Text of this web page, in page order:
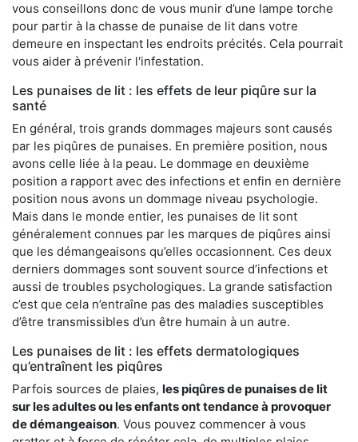
vous conseillons donc de vous munir d’une lampe torche
pour partir à la chasse de punaise de lit dans votre
demeure en inspectant les endroits précités. Cela pourrait
vous aider à prévenir l'infestation.
Les punaises de lit : les effets de leur piqûre sur la
santé
En général, trois grands dommages majeurs sont causés
par les piqûres de punaises. En première position, nous
avons celle liée à la peau. Le dommage en deuxième
position a rapport avec des infections et enfin en dernière
position nous avons un dommage niveau psychologie.
Mais dans le monde entier, les punaises de lit sont
généralement connues par les marques de piqûres ainsi
que les démangeaisons qu’elles occasionnent. Ces deux
derniers dommages sont souvent source d’infections et
aussi de troubles psychologiques. La grande satisfaction
c’est que cela n’entraîne pas des maladies susceptibles
d’être transmissibles d’un être humain à un autre.
Les punaises de lit : les effets dermatologiques
qu’entraînent les piqûres
Parfois sources de plaies, les piqûres de punaises de lit
sur les adultes ou les enfants ont tendance à provoquer
de démangeaison. Vous pouvez commencer à vous